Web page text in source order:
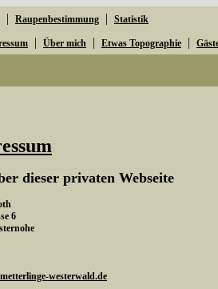
| Raupenbestimmung | Statistik
| Über mich | Etwas Topographie |
dieser privaten Webseite
6
westerwald.de